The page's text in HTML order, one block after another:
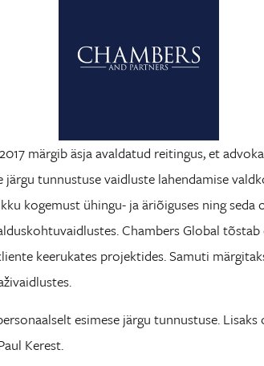
märgib äsja avaldatud reitingus, et
järgu tunnustuse vaidluste lahendamise
kogemust ühingu- ja äriõiguses ning seda
Chambers Global tõstab
keerukates projektides. Samuti
esimese järgu tunnustuse.
Kerest.